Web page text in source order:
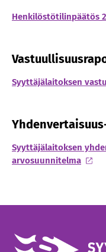
Henkilöstötilinpäätös
Syyttäjälaitoksen
Syyttäjälaitoksen
arvosuunnitelma